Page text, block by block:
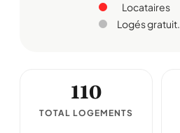
Locataires
Logés gratuit.
110
TOTAL LOGEMENTS